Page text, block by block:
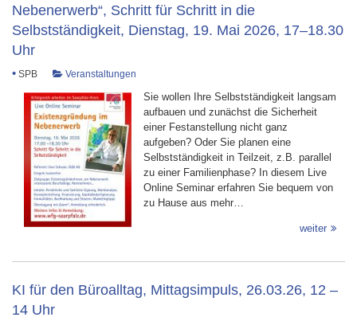
Nebenerwerb“, Schritt für Schritt in die
Selbstständigkeit, Dienstag, 19. Mai 2026, 17–18.30
Uhr
• SPB Veranstaltungen
Sie wollen Ihre Selbstständigkeit langsam
aufbauen und zunächst die Sicherheit
einer Festanstellung nicht ganz
aufgeben? Oder Sie planen eine
Selbstständigkeit in Teilzeit, z.B. parallel
zu einer Familienphase? In diesem Live
Online Seminar erfahren Sie bequem von
zu Hause aus mehr…
weiter
KI für den Büroalltag, Mittagsimpuls, 26.03.26, 12 –
14 Uhr